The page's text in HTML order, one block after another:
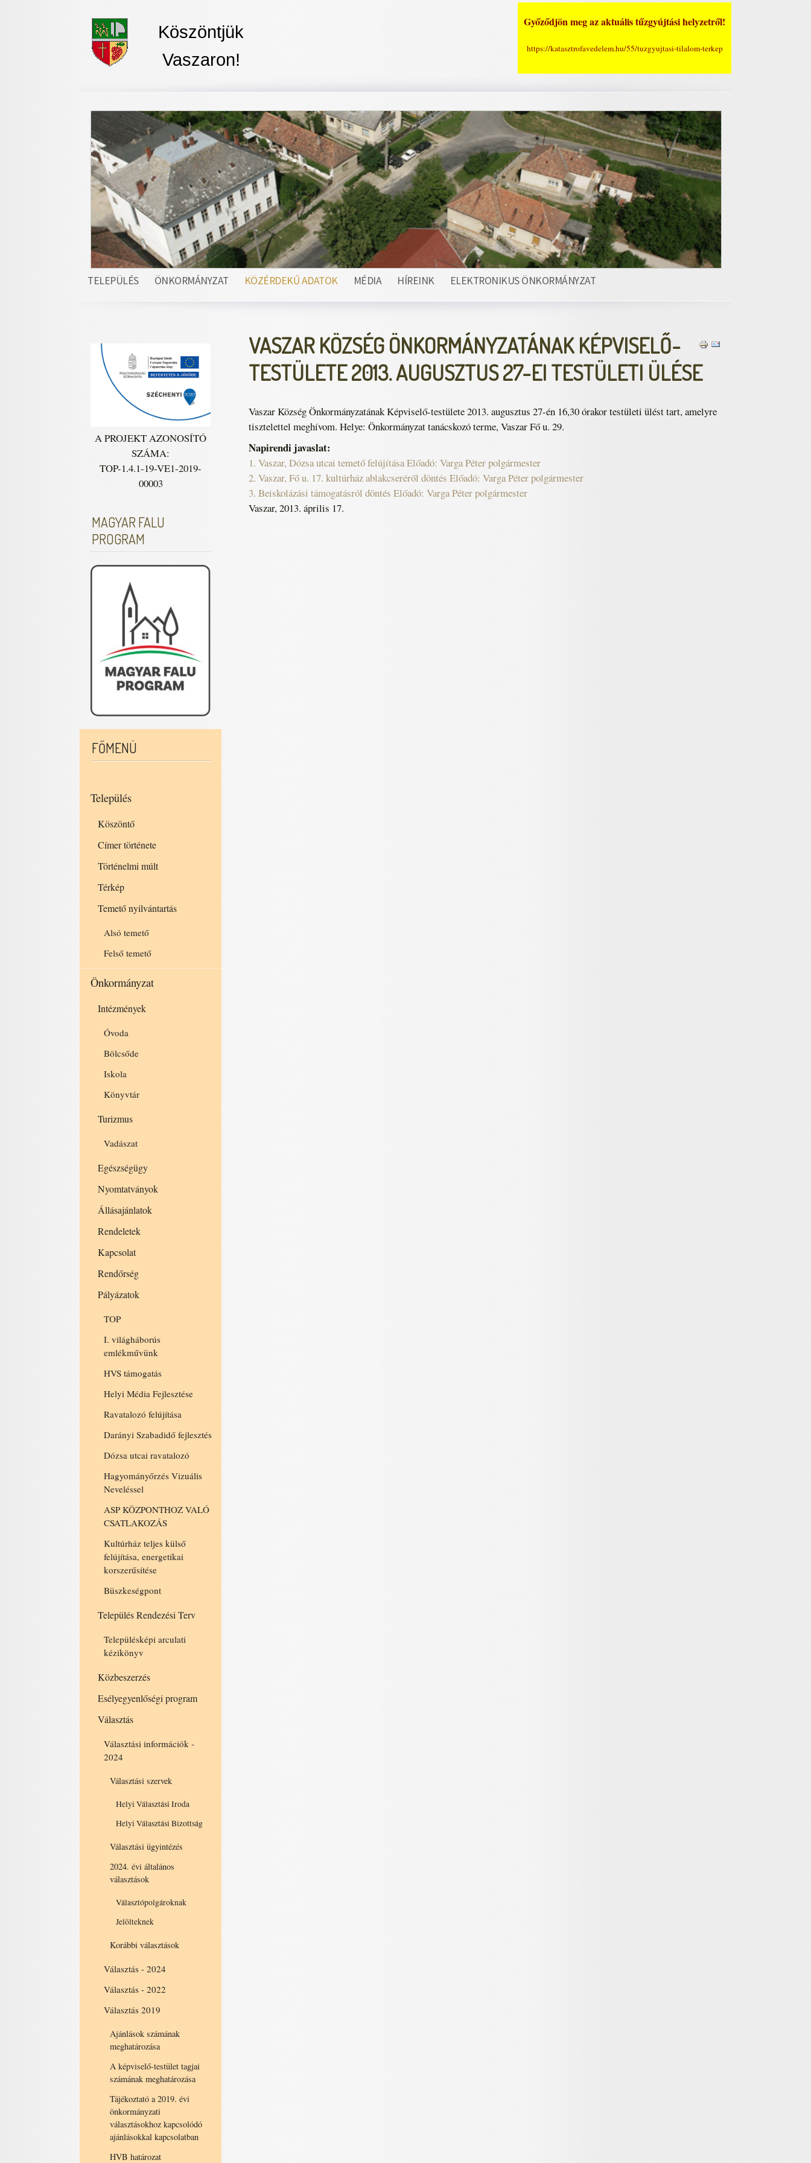
Győződjön meg az aktuális tűzgyújtási helyzetről!
https://katasztrofavedelem.hu/55/tuzgyujtasi-tilalom-terkep
Köszöntjük
Vaszaron!
TELEPÜLÉS ÖNKORMÁNYZAT KÖZÉRDEKŰ ADATOK MÉDIA HÍREINK ELEKTRONIKUS ÖNKORMÁNYZAT
VASZAR KÖZSÉG ÖNKORMÁNYZATÁNAK KÉPVISELŐ-
TESTÜLETE 2013. AUGUSZTUS 27-EI TESTÜLETI ÜLÉSE
Vaszar Község Önkormányzatának Képviselő-testülete 2013. augusztus 27-én 16,30 órakor testületi ülést tart, amelyre
tisztelettel meghívom. Helye: Önkormányzat tanácskozó terme, Vaszar Fő u. 29.
Napirendi javaslat:
1. Vaszar, Dózsa utcai temető felújítása Előadó: Varga Péter polgármester
2. Vaszar, Fő u. 17. kultúrház ablakcseréről döntés Előadó: Varga Péter polgármester
3. Beiskolázási támogatásról döntés Előadó: Varga Péter polgármester
Vaszar, 2013. április 17.
A PROJEKT AZONOSÍTÓ
SZÁMA:
TOP-1.4.1-19-VE1-2019-
00003
MAGYAR FALU
PROGRAM
FŐMENÜ
Település
Köszöntő
Címer története
Történelmi múlt
Térkép
Temető nyilvántartás
Alsó temető
Felső temető
Önkormányzat
Intézmények
Óvoda
Bölcsőde
Iskola
Könyvtár
Turizmus
Vadászat
Egészségügy
Nyomtatványok
Állásajánlatok
Rendeletek
Kapcsolat
Rendőrség
Pályázatok
TOP
I. világháborús
emlékművünk
HVS támogatás
Helyi Média Fejlesztése
Ravatalozó felújítása
Darányi Szabadidő fejlesztés
Dózsa utcai ravatalozó
Hagyományőrzés Vizuális
Neveléssel
ASP KÖZPONTHOZ VALÓ
CSATLAKOZÁS
Kultúrház teljes külső
felújítása, energetikai
korszerűsítése
Büszkeségpont
Település Rendezési Terv
Településképi arculati
kézikönyv
Közbeszerzés
Esélyegyenlőségi program
Választás
Választási információk -
2024
Választási szervek
Helyi Választási Iroda
Helyi Választási Bizottság
Választási ügyintézés
2024. évi általános
választások
Választópolgároknak
Jelölteknek
Korábbi választások
Választás - 2024
Választás - 2022
Választás 2019
Ajánlások számának
meghatározása
A képviselő-testület tagjai
számának meghatározása
Tájékoztató a 2019. évi
önkormányzati
választásokhoz kapcsolódó
ajánlásokkal kapcsolatban
HVB határozat